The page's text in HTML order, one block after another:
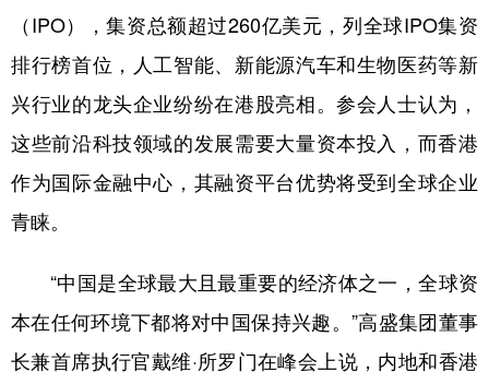
（IPO），集资总额超过260亿美元，列全球IPO集资
排行榜首位，人工智能、新能源汽车和生物医药等新
兴行业的龙头企业纷纷在港股亮相。参会人士认为，
这些前沿科技领域的发展需要大量资本投入，而香港
作为国际金融中心，其融资平台优势将受到全球企业
青睐。
“中国是全球最大且最重要的经济体之一，全球资
本在任何环境下都将对中国保持兴趣。”高盛集团董事
长兼首席执行官戴维·所罗门在峰会上说，内地和香港